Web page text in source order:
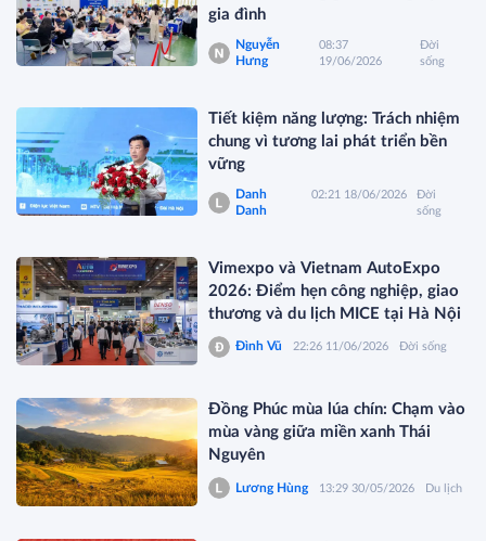
gia đình
Nguyễn
Hưng
08:37
19/06/2026
Đời
sống
Tiết kiệm năng lượng: Trách nhiệm
chung vì tương lai phát triển bền
vững
Danh
Danh
02:21 18/06/2026
Đời
sống
Vimexpo và Vietnam AutoExpo
2026: Điểm hẹn công nghiệp, giao
thương và du lịch MICE tại Hà Nội
Đình Vũ 22:26 11/06/2026 Đời sống
Đồng Phúc mùa lúa chín: Chạm vào
mùa vàng giữa miền xanh Thái
Nguyên
Lương Hùng 13:29 30/05/2026 Du lịch